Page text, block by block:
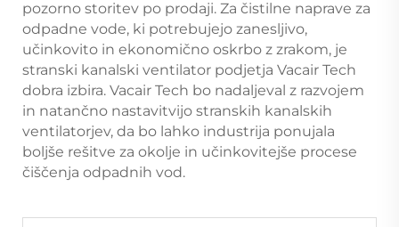
pozorno storitev po prodaji. Za čistilne naprave za
odpadne vode, ki potrebujejo zanesljivo,
učinkovito in ekonomično oskrbo z zrakom, je
stranski kanalski ventilator podjetja Vacair Tech
dobra izbira. Vacair Tech bo nadaljeval z razvojem
in natančno nastavitvijo stranskih kanalskih
ventilatorjev, da bo lahko industrija ponujala
boljše rešitve za okolje in učinkovitejše procese
čiščenja odpadnih vod.